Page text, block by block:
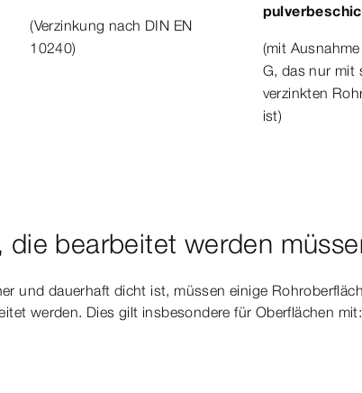
(Verzinkung nach DIN EN
10240)
(mit
G, das nur mit
verzinkten
ist)
die bearbeitet werden
und dauerhaft dicht ist, müssen einige
werden. Dies gilt insbesondere für Oberflächen mit: